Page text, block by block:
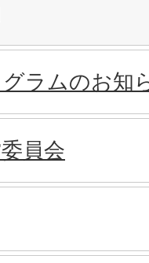
ラムのお知
員会